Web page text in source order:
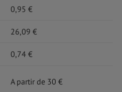
0,95 €
26,09 €
0,74 €
A partir de 30 €